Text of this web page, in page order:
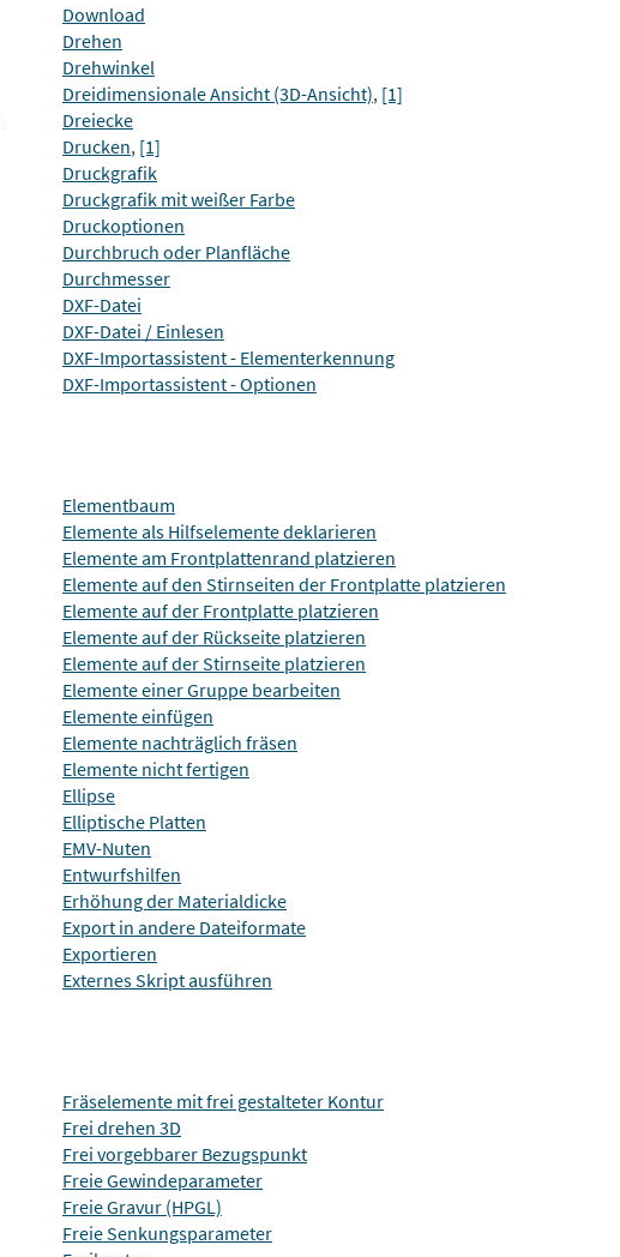
Download
Drehen
Drehwinkel
Dreidimensionale Ansicht (3D-Ansicht), [1]
Dreiecke
Drucken, [1]
Druckgrafik
Druckgrafik mit weißer Farbe
Druckoptionen
Durchbruch oder Planfläche
Durchmesser
DXF-Datei
DXF-Datei / Einlesen
DXF-Importassistent - Elementerkennung
DXF-Importassistent - Optionen
Elementbaum
Elemente als Hilfselemente deklarieren
Elemente am Frontplattenrand platzieren
Elemente auf den Stirnseiten der Frontplatte platzieren
Elemente auf der Frontplatte platzieren
Elemente auf der Rückseite platzieren
Elemente auf der Stirnseite platzieren
Elemente einer Gruppe bearbeiten
Elemente einfügen
Elemente nachträglich fräsen
Elemente nicht fertigen
Ellipse
Elliptische Platten
EMV-Nuten
Entwurfshilfen
Erhöhung der Materialdicke
Export in andere Dateiformate
Exportieren
Externes Skript ausführen
Fräselemente mit frei gestalteter Kontur
Frei drehen 3D
Frei vorgebbarer Bezugspunkt
Freie Gewindeparameter
Freie Gravur (HPGL)
Freie Senkungsparameter